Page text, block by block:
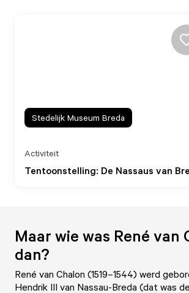
Tentoonstelling: De Nassaus van
Activiteit
Stedelijk Museum Breda
Maar wie was René van
dan?
René van Chalon (1519–1544) werd
Hendrik III van Nassau-Breda (dat was